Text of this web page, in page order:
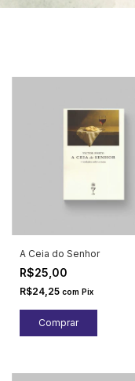
A Ceia do Senhor
R$25,00
R$24,25 com Pix